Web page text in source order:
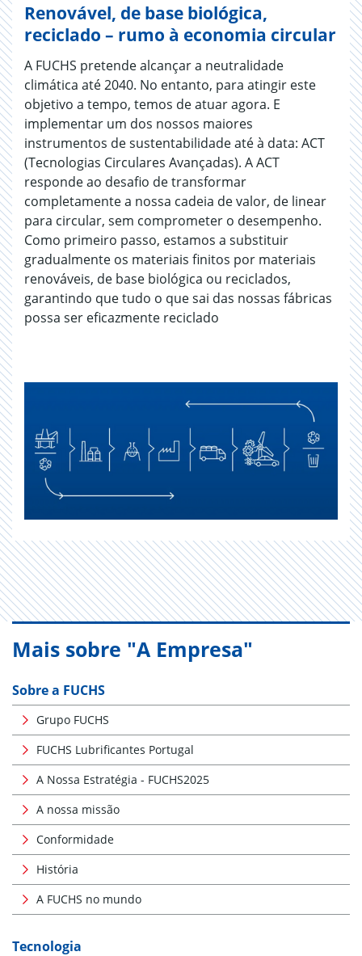
Renovável, de base biológica,
reciclado – rumo à economia circular
A FUCHS pretende alcançar a neutralidade
climática até 2040. No entanto, para atingir este
objetivo a tempo, temos de atuar agora. E
implementar um dos nossos maiores
instrumentos de sustentabilidade até à data: ACT
(Tecnologias Circulares Avançadas). A ACT
responde ao desafio de transformar
completamente a nossa cadeia de valor, de linear
para circular, sem comprometer o desempenho.
Como primeiro passo, estamos a substituir
gradualmente os materiais finitos por materiais
renováveis, de base biológica ou reciclados,
garantindo que tudo o que sai das nossas fábricas
possa ser eficazmente reciclado
Mais sobre "A Empresa"
Sobre a FUCHS
Grupo FUCHS
FUCHS Lubrificantes Portugal
A Nossa Estratégia - FUCHS2025
A nossa missão
Conformidade
História
A FUCHS no mundo
Tecnologia